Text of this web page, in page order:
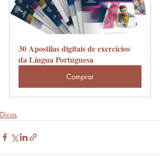
30 Apostilas digitais de exercícios
da Língua Portuguesa
Comprar
Dicas